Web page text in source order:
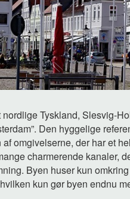
nordlige Tyskland, Slesvig-
Den hyggelige
af omgivelserne, der har et
charmerende kanaler,
Byen huser kun
kun gør byen endnu